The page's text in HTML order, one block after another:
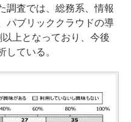
査では、総務系、情報
パブリッククラウドの導
上となっており、今後
している。